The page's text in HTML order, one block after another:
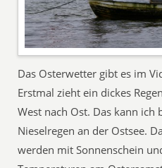
Das Osterwetter gibt es im
Erstmal zieht ein dickes
West nach Ost. Das kann ich
Nieselregen an der Ostsee.
werden mit Sonnenschein